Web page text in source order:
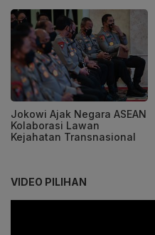
Jokowi Ajak Negara ASEAN
Kolaborasi Lawan
Kejahatan Transnasional
VIDEO PILIHAN